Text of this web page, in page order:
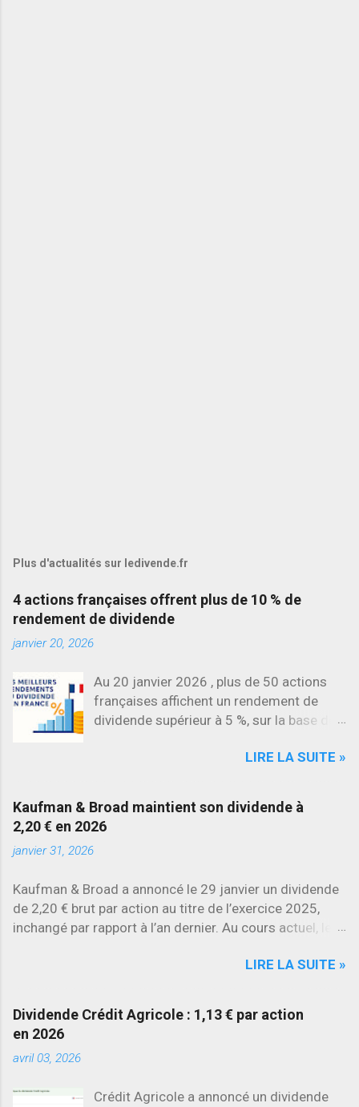
Plus d'actualités sur ledivende.fr
4 actions françaises offrent plus de 10 % de
rendement de dividende
janvier 20, 2026
Au 20 janvier 2026 , plus de 50 actions
françaises affichent un rendement de
dividende supérieur à 5 %, sur la base des
évolutions les plus marquantes concerne
Stellantis et Renault reculent déjà à deux
chiffres.
LIRE LA SUITE »
Kaufman & Broad maintient son dividende à
2,20 € en 2026
janvier 31, 2026
Kaufman & Broad a annoncé le 29 janvier un dividende
de 2,20 € brut par action au titre de l’exercice 2025,
inchangé par rapport à l’an dernier. Au cours actuel, le
LIRE LA SUITE »
Dividende Crédit Agricole : 1,13 € par action
en 2026
avril 03, 2026
Crédit Agricole a annoncé un dividende